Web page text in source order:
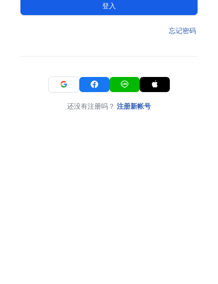
登入
忘记密码
还没有注册吗？ 注册新帐号